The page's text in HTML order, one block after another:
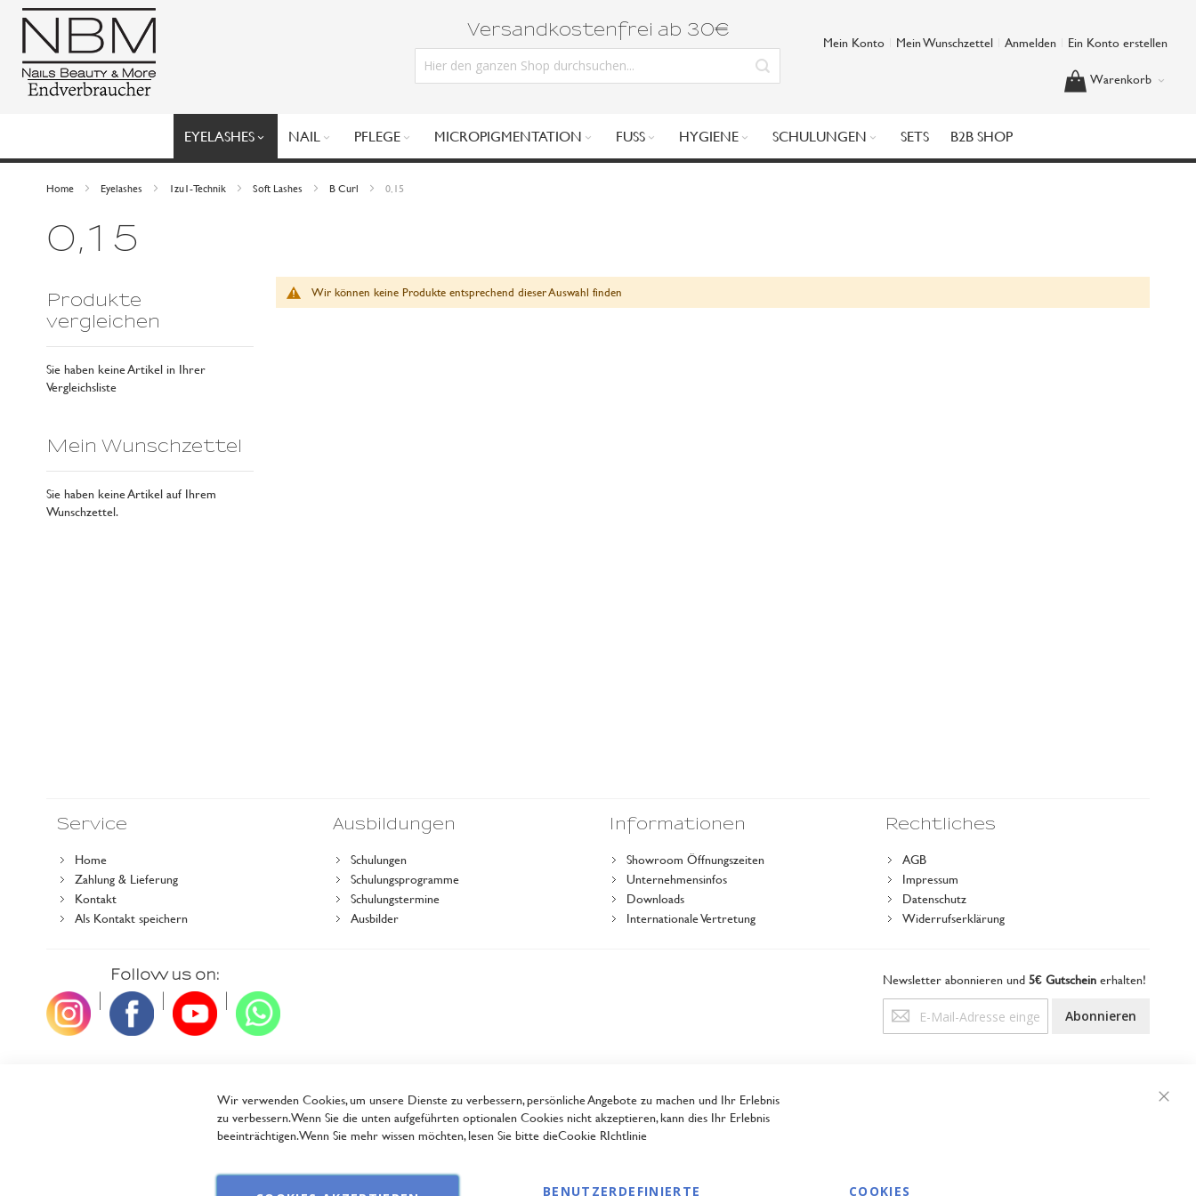
Direkt
zum
Inhalt
Versandkostenfrei ab 30€
Mein Konto Mein Wunschzettel Anmelden
Ein Konto erstellen
Warenkorb
EYELASHES NAIL PFLEGE MICROPIGMENTATION FUSS HYGIENE SCHULUNGEN SETS B2B SHOP
Home Eyelashes 1zu1-Technik Soft Lashes B Curl 0,15
0,15
Wir können keine Produkte entsprechend dieser Auswahl finden
Produkte
vergleichen
Sie haben keine Artikel in Ihrer
Vergleichsliste
Mein Wunschzettel
Sie haben keine Artikel auf Ihrem
Wunschzettel.
Service
Home
Zahlung & Lieferung
Kontakt
Als Kontakt speichern
Ausbildungen
Schulungen
Schulungsprogramme
Schulungstermine
Ausbilder
Informationen
Showroom Öffnungszeiten
Unternehmensinfos
Downloads
Internationale Vertretung
Rechtliches
AGB
Impressum
Datenschutz
Widerrufserklärung
Follow us on: Newsletter abonnieren und5€ Gutscheinerhalten!
Anmeldung
zum
Abonnieren
Wir verwenden Cookies, um unsere Dienste zu verbessern, persönliche Angebote zu machen und Ihr Erlebnis
zu verbessern. Wenn Sie die unten aufgeführten optionalen Cookies nicht akzeptieren, kann dies Ihr Erlebnis
beeinträchtigen. Wenn Sie mehr wissen möchten, lesen Sie bitte dieCookie RIchtlinie
BENUTZERDEFINIERTE COOKIES